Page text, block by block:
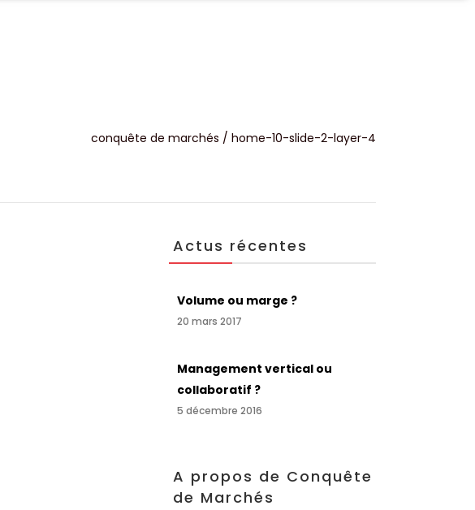
conquête de marchés / home-10-slide-2-layer-4
Actus récentes
Volume ou marge ?
20 mars 2017
Management vertical ou
collaboratif ?
5 décembre 2016
A propos de Conquête
de Marchés